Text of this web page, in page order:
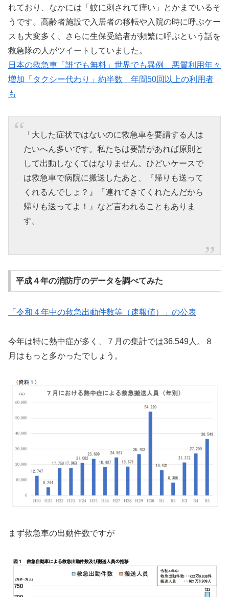
れており、なかには「蚊に刺されて痒い」とかまでいるそ
うです。高齢者施設で入居者の移転や入院の時に呼ぶケー
スも大変多く、さらに生保受給者が頻繁に呼ぶという話を
救急隊の人がツイートしていました。
日本の救急車「誰でも無料」世界でも異例 悪質利用年々
増加「タクシー代わり」約半数 年間50回以上の利用者
も
「大した症状ではないのに救急車を要請する人は
たいへん多いです。私たちは要請があれば原則と
して出動しなくてはなりません。ひどいケースで
は救急車で病院に搬送したあと、『帰りも送って
くれるんでしょ？』『連れてきてくれたんだから
帰りも送ってよ！』など言われることもありま
す。
平成４年の消防庁のデータを調べてみた
「令和４年中の救急出動件数等（速報値）」の公表
今年は特に熱中症が多く、７月の集計では36,549人。８
月はもっと多かったでしょう。
まず救急車の出動件数ですが